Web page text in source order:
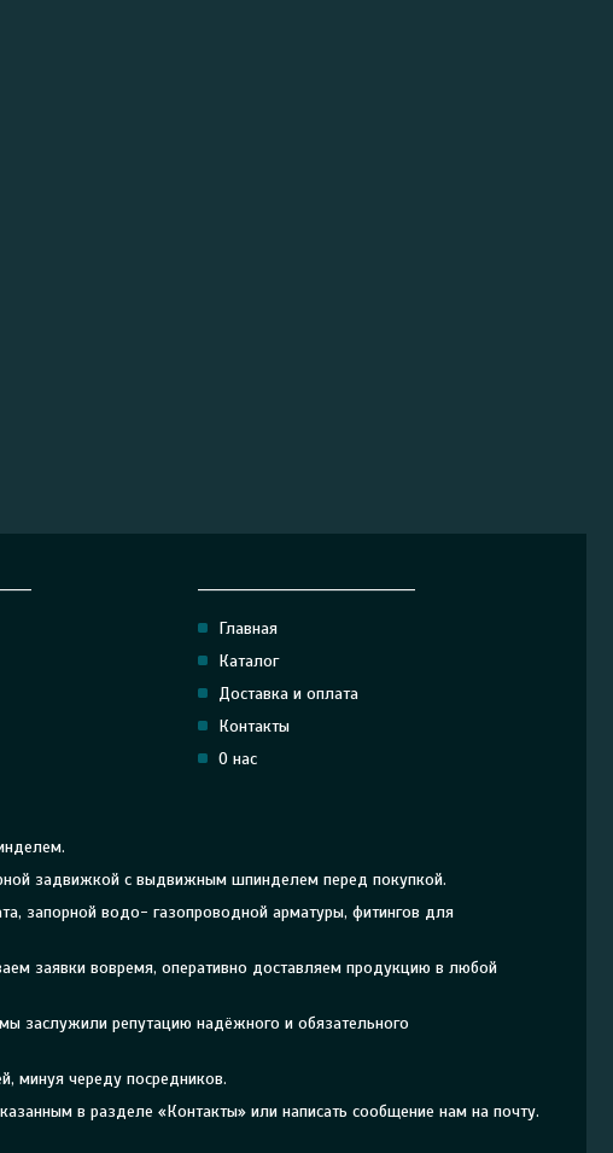
Главная
Каталог
Доставка и оплата
Контакты
О нас
задвижкой с выдвижным шпинделем перед покупкой.
запорной водо- газопроводной арматуры, фитингов для
заявки вовремя, оперативно доставляем продукцию в любой
заслужили репутацию надёжного и обязательного
минуя череду посредников.
в разделе «Контакты» или написать сообщение нам на почту.